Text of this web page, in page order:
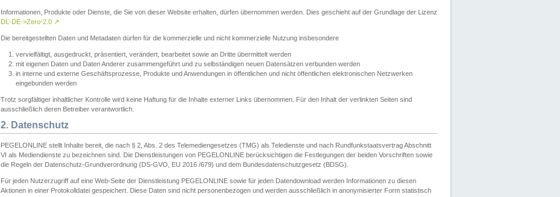
Informationen, Produkte oder Dienste, die Sie von dieser Website erhalten, dürfen übernommen werden. Dies geschieht auf der Grundlage der Lizenz
DL-DE->Zero-2.0 ↗
Die bereitgestellten Daten und Metadaten dürfen für die kommerzielle und nicht kommerzielle Nutzung insbesondere
vervielfältigt, ausgedruckt, präsentiert, verändert, bearbeitet sowie an Dritte übermittelt werden
mit eigenen Daten und Daten Anderer zusammengeführt und zu selbständigen neuen Datensätzen verbunden werden
in interne und externe Geschäftsprozesse, Produkte und Anwendungen in öffentlichen und nicht öffentlichen elektronischen Netzwerken
eingebunden werden
Trotz sorgfältiger inhaltlicher Kontrolle wird keine Haftung für die Inhalte externer Links übernommen. Für den Inhalt der verlinkten Seiten sind
ausschließlich deren Betreiber verantwortlich.
2. Datenschutz
PEGELONLINE stellt Inhalte bereit, die nach § 2, Abs. 2 des Telemediengesetzes (TMG) als Teledienste und nach Rundfunkstaatsvertrag Abschnitt
VI als Mediendienste zu bezeichnen sind. Die Dienstleistungen von PEGELONLINE berücksichtigen die Festlegungen der beiden Vorschriften sowie
die Regeln der Datenschutz-Grundverordnung (DS-GVO, EU 2016 /679) und dem Bundesdatenschutzgesetz (BDSG).
Für jeden Nutzerzugriff auf eine Web-Seite der Dienstleistung PEGELONLINE sowie für jeden Datendownload werden Informationen zu diesen
Aktionen in einer Protokolldatei gespeichert. Diese Daten sind nicht personenbezogen und werden ausschließlich in anonymisierter Form statistisch